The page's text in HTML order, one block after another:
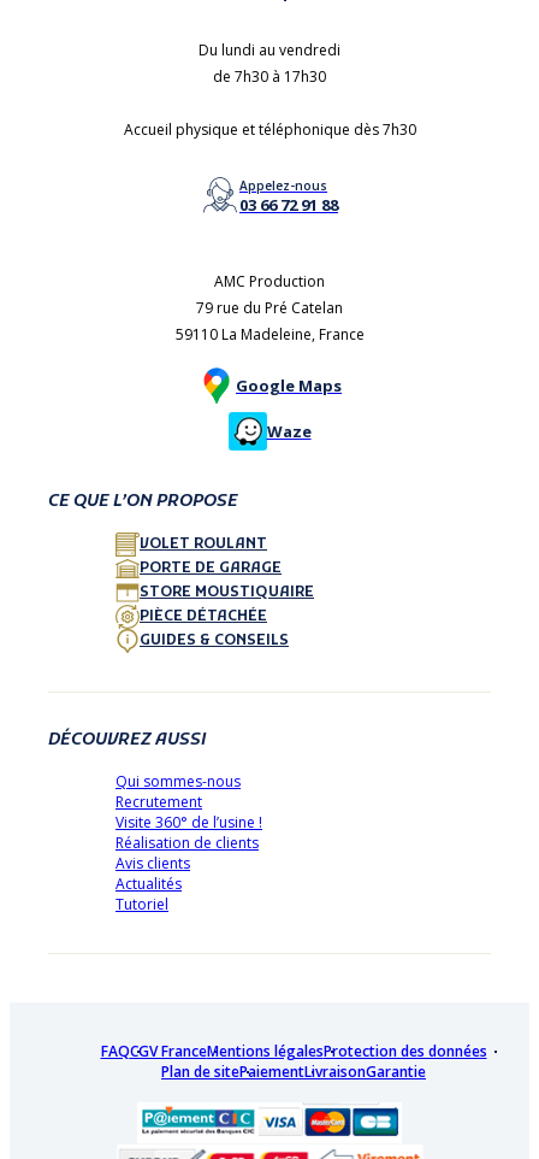
Du lundi au vendredi
de 7h30 à 17h30
Accueil physique et téléphonique dès 7h30
Appelez-nous
03 66 72 91 88
AMC Production
79 rue du Pré Catelan
59110 La Madeleine, France
Google Maps
Waze
CE QUE L’ON PROPOSE
VOLET ROULANT
PORTE DE GARAGE
STORE MOUSTIQUAIRE
PIÈCE DÉTACHÉE
GUIDES & CONSEILS
DÉCOUVREZ AUSSI
Qui sommes-nous
Recrutement
Visite 360° de l’usine !
Réalisation de clients
Avis clients
Actualités
Tutoriel
FAQCGV FranceMentions légalesProtection des données
Plan de sitePaiementLivraisonGarantie